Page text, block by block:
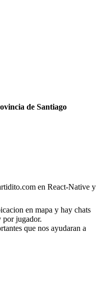
de Santiago
en React-Native y
en mapa y hay chats
por jugador.
que nos ayudaran a